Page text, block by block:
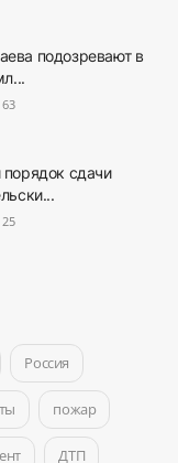
подозревают в
63
сдачи
25
Россия
пожар
ДТП